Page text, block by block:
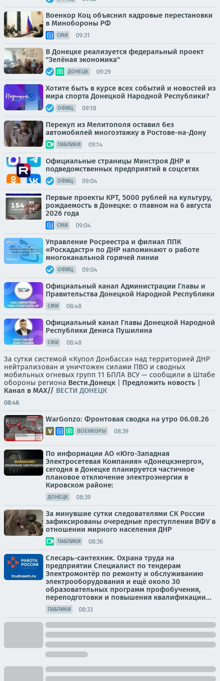
Военкор Коц объяснил кадровые перестановки
в Минобороны РФ
СМИ 09:31
В Донецке реализуется федеральный проект
"Зелёная экономика"
ДОНЕЦК 09:29
Хотите быть в курсе всех событий и новостей из
мира спорта Донецкой Народной Республики?
ОФИЦ. 09:18
Перекуп из Мелитополя оставил без
автомобилей многоэтажку в Ростове-на-Дону
ПАБЛИКИ 09:14
Официальные страницы Минстроя ДНР и
подведомственных предприятий в соцсетях
ОФИЦ. 09:04
Первые проекты КРТ, 5000 рублей на культуру,
рождаемость в Донецке: о главном на 6 августа
2026 года
СМИ 09:04
Управление Росреестра и филиал ППК
«Роскадастр» по ДНР напоминают о работе
многоканальной горячей линии
ОФИЦ. 09:04
Официальный канал Администрации Главы и
Правительства Донецкой Народной Республики
СМИ 08:48
Официальный канал Главы Донецкой Народной
Республики Дениса Пушилина
СМИ 08:48
За сутки системой «Купол Донбасса» над территорией ДНР
нейтрализован и уничтожен силами ПВО и сводных
мобильных огневых групп 11 БПЛА ВСУ — сообщили в Штабе
обороны региона Вести.Донецк | Предложить новость |
Канал в MAX// ВЕСТИ ДОНЕЦК
08:46
WarGonzo: Фронтовая сводка на утро 06.08.26
ВОЕНКОРЫ 08:39
По информации АО «Юго-Западная
Электросетевая Компания» «Донецкэнерго»,
сегодня в Донецке планируется частичное
плановое отключение электроэнергии в
Кировском районе:
ДОНЕЦК 08:39
За минувшие сутки следователями СК России
зафиксированы очередные преступления ВФУ в
отношении мирного населения ДНР
ПАБЛИКИ 08:36
Слесарь-сантехник. Охрана труда на
предприятии Специалист по тендерам
Электромонтёр по ремонту и обслуживанию
электрооборудования и ещё около 30
образовательных программ профобучения,
переподготовки и повышения квалификации...
ПАБЛИКИ 08:33